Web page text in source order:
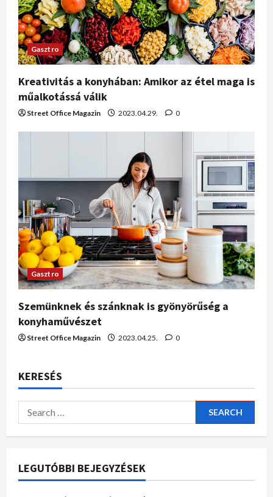
Gasztro
Kreativitás a konyhában: Amikor az étel maga is
műalkotássá válik
Street Office Magazin 2023.04.29. 0
Gasztro
Szemünknek és szánknak is gyönyörűség a
konyhaművészet
Street Office Magazin 2023.04.25. 0
KERESÉS
LEGUTÓBBI BEJEGYZÉSEK